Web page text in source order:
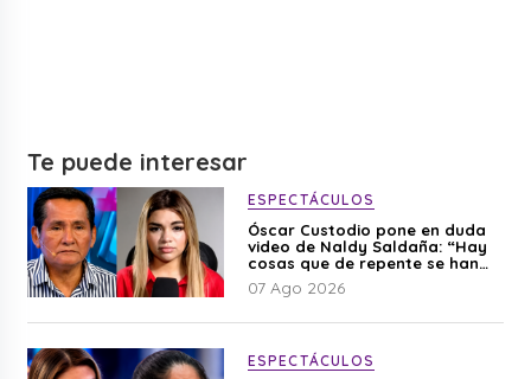
Te puede interesar
ESPECTÁCULOS
Óscar Custodio pone en duda
video de Naldy Saldaña: “Hay
cosas que de repente se han
editado”
07 Ago 2026
ESPECTÁCULOS